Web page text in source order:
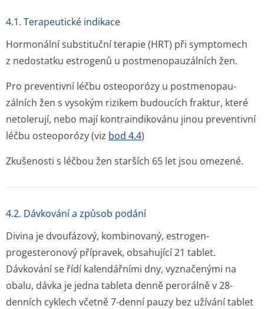
4.1. Terapeutické indikace
Hormonální substituční terapie (HRT) při symptomech
z nedostatku estrogenů u postmenopau­zálních žen.
Pro preventivní léčbu osteoporózy u postmenopau­
zálních žen s vysokým rizikem budoucích fraktur, které
netolerují, nebo mají kontraindikovánu jinou preventivní
léčbu osteoporózy (viz bod 4.4)
Zkušenosti s léčbou žen starších 65 let jsou omezené.
4.2. Dávkování a způsob podání
Divina je dvoufázový, kombinovaný, estrogen-
progesteronový přípravek, obsahující 21 tablet.
Dávkování se řídí kalendářními dny, vyznačenými na
obalu, dávka je jedna tableta denně perorálně v 28-
denních cyklech včetně 7-denní pauzy bez užívání tablet